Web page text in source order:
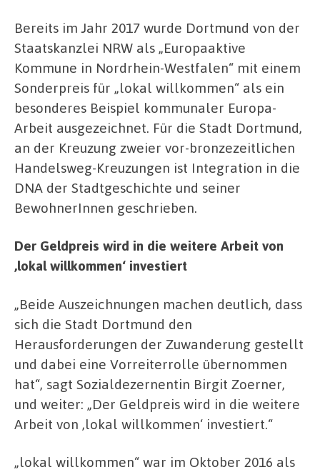
Bereits im Jahr 2017 wurde Dortmund von der
Staatskanzlei NRW als „Europaaktive
Kommune in Nordrhein-Westfalen“ mit einem
Sonderpreis für „lokal willkommen“ als ein
besonderes Beispiel kommunaler Europa-
Arbeit ausgezeichnet. Für die Stadt Dortmund,
an der Kreuzung zweier vor-bronzezeitlichen
Handelsweg-Kreuzungen ist Integration in die
DNA der Stadtgeschichte und seiner
BewohnerInnen geschrieben.
Der Geldpreis wird in die weitere Arbeit von
,lokal willkommen‘ investiert
„Beide Auszeichnungen machen deutlich, dass
sich die Stadt Dortmund den
Herausforderungen der Zuwanderung gestellt
und dabei eine Vorreiterrolle übernommen
hat“, sagt Sozialdezernentin Birgit Zoerner,
und weiter: „Der Geldpreis wird in die weitere
Arbeit von ,lokal willkommen‘ investiert.“
„lokal willkommen“ war im Oktober 2016 als